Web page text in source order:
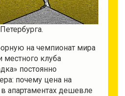
на чемпионат мира
местного клуба
постоянно
почему цена на
апартаментах дешевле